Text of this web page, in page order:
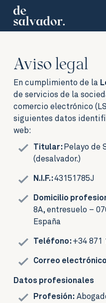
Aviso legal
En cumplimiento de la
de servicios de la
comercio electrónico
siguientes datos
web:
Titular: Pelayo de
(desalvador.)
N.I.F.:43151785J
Domicilio
8A, entresuelo –
España
Teléfono: +34 871
Correo
Datos profesionales
Profesión: